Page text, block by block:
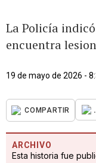
La Policía
encuentra
19 de mayo de 2026 -
COMPARTIR
ARCHIVO
Esta historia fue